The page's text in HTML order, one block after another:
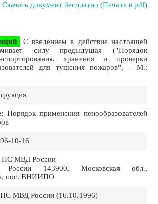
Скачать документ бесплатно (Печать в pdf)
С введением в действие настоящей
силу предыдущая ("Порядок
хранения и проверки
для тушения пожаров", - М.:
Порядок применения пенообразователей
10-16
МВД России
143900, Московская обл.,
пос. ВНИИПО
МВД России (16.10.1996)